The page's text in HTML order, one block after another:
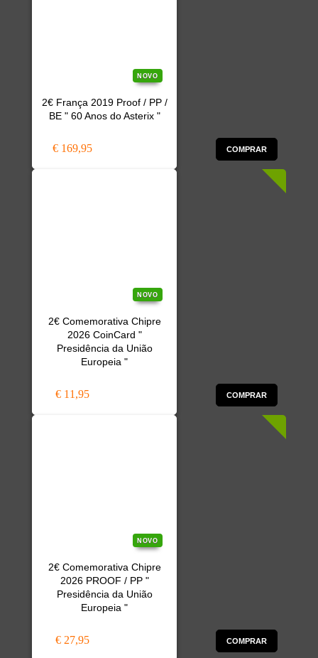
NOVO
2€ França 2019 Proof / PP /
BE " 60 Anos do Asterix "
€ 169,95 COMPRAR
NOVO
2€ Comemorativa Chipre
2026 CoinCard "
Presidência da União
Europeia "
€ 11,95 COMPRAR
NOVO
2€ Comemorativa Chipre
2026 PROOF / PP "
Presidência da União
Europeia "
€ 27,95 COMPRAR